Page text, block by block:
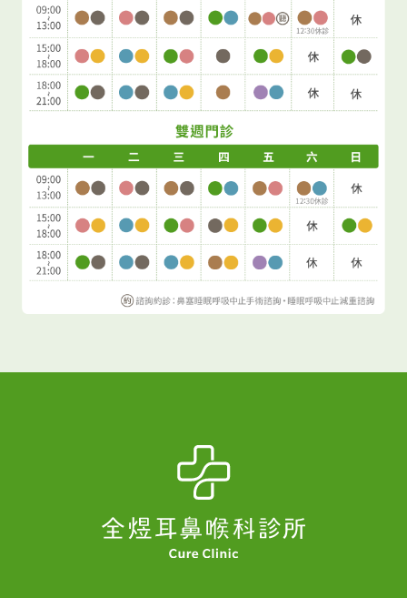
眩暈疾病。也祝福所有深受不同眩暈病症困擾的
大家，早日康復喔
補充說明： 前庭性偏頭
痛/偏頭痛性眩暈與其飲食 下列食物會影響腦部
的血管或其他相關的神經傳遞物質，因而誘發偏
頭痛、眩暈以及其他相關症狀
誘發症狀的可能性較高。
巧克力：含有部分濃
度的咖啡因。但研究顯示不含可可的白巧克力較
不易造成症狀。
咖啡因：咖啡因會導致腦部的
血管收縮而造成症狀。 咖啡因含量：咖啡
（100mg/ 杯）、低咖啡因（5mg/ 杯）、茶葉
（50mg/ 杯）、可口可樂（30-40mg/ 罐）
加工的食材。如：熱狗、香腸、培根等。 2. 堅
果：核桃、杏仁、花生醬。 3. 乳製品：特別是陳
年起司。 4. 蔬菜：泡菜、洋蔥、酸菜、橄欖。
5. 水果：橘子、柳橙、鳳梨、檸檬、葡萄柚、酪
梨、百香果、李子、覆盆子、乾果、木瓜、無花